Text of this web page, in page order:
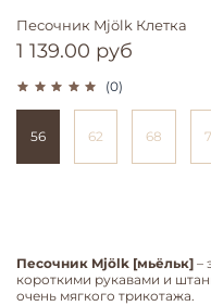
(0)
Песочник Mjölk Клетка
1 139.00 руб
56 62 68
Песочник Mjölk [мьёльк] –
короткими рукавами и
очень мягкого трикотажа.